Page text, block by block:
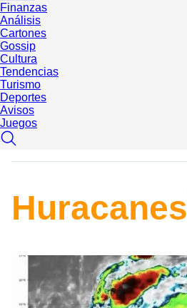
Finanzas
Análisis
Cartones
Gossip
Cultura
Tendencias
Turismo
Deportes
Avisos
Juegos
Huracanes